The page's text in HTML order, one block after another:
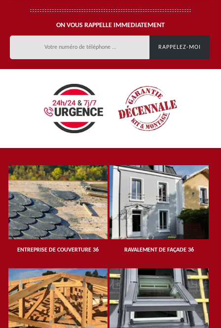
ON VOUS RAPPELLE IMMEDIATEMENT
ENTREPRISE DE COUVERTURE 36 RAVALEMENT DE FAÇADE 36